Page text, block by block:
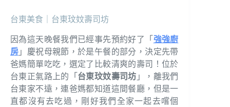
台東美食｜台東玟妏壽司坊
因為這天晚餐我們已經事先預約好了「 強強廚
房 」慶祝母親節，於是午餐的部分，決定先帶
爸媽簡單吃吃，選定了比較清爽的壽司！位於
台東正氣路上的「 台東玟妏壽司坊 」，離我們
台東家不遠，連爸媽都知道這間餐廳，但是一
直都沒有去吃過，剛好我們全家一起去嚐個